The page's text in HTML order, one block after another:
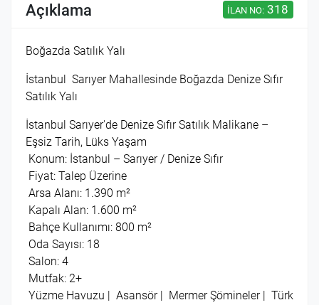
Açıklama İLAN NO: 318
Boğazda Satılık Yalı
İstanbul Sarıyer Mahallesinde Boğazda Denize Sıfır
Satılık Yalı
İstanbul Sarıyer'de Denize Sıfır Satılık Malikane –
Eşsiz Tarih, Lüks Yaşam
Konum: İstanbul – Sarıyer / Denize Sıfır
Fiyat: Talep Üzerine
Arsa Alanı: 1.390 m²
Kapalı Alan: 1.600 m²
Bahçe Kullanımı: 800 m²
Oda Sayısı: 18
Salon: 4
Mutfak: 2+
Yüzme Havuzu | Asansör | Mermer Şömineler | Türk